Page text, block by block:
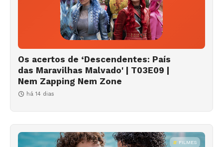
Os acertos de ‘Descendentes: País
das Maravilhas Malvado' | T03E09 |
Nem Zapping Nem Zone
há 14 dias
FILMES